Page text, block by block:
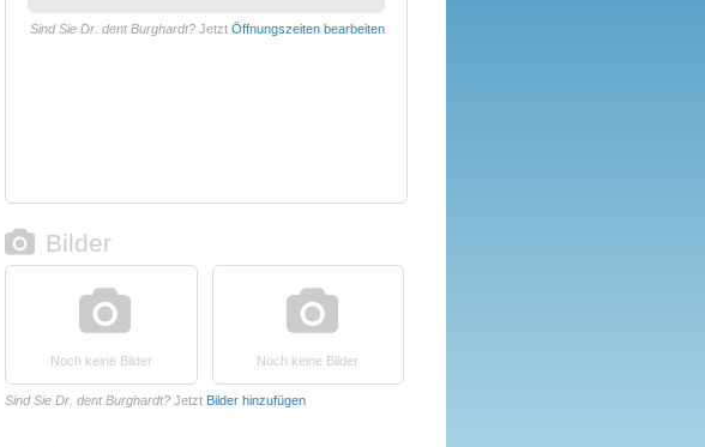
Sind Sie Dr. dent Burghardt? Jetzt Öffnungszeiten bearbeiten
Bilder
Noch keine Bilder Noch keine Bilder
Sind Sie Dr. dent Burghardt? Jetzt Bilder hinzufügen